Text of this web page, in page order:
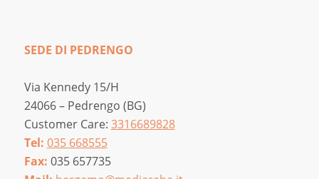
SEDE DI PEDRENGO
Via Kennedy 15/H
24066 – Pedrengo (BG)
Customer Care: 3316689828
Tel: 035 668555
Fax: 035 657735